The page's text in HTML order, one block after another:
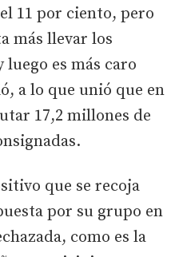
11 por ciento, pero
más llevar los
luego es más caro
a lo que unió que en
17,2 millones de
que se recoja
por su grupo en
como es la